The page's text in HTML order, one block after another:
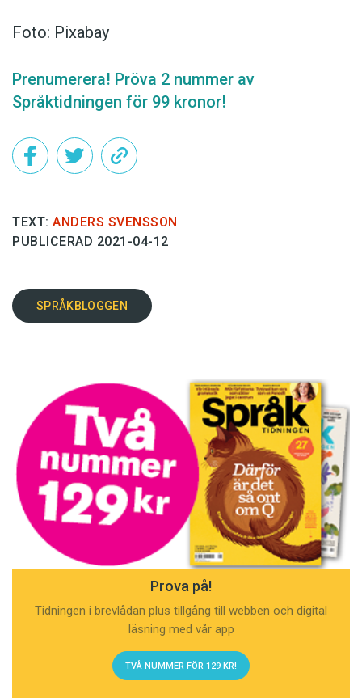
Foto: Pixabay
Prenumerera! Pröva 2 nummer av
Språktidningen för 99 kronor!
TEXT: ANDERS SVENSSON
PUBLICERAD 2021-04-12
SPRÅKBLOGGEN
Prova på!
Tidningen i brevlådan plus tillgång till webben och digital
läsning med vår app
TVÅ NUMMER FÖR 129 KR!